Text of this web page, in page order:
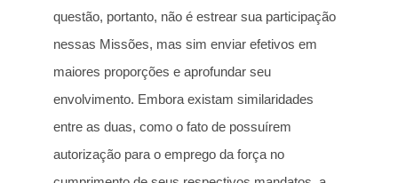
questão, portanto, não é estrear sua participação
nessas Missões, mas sim enviar efetivos em
maiores proporções e aprofundar seu
envolvimento. Embora existam similaridades
entre as duas, como o fato de possuírem
autorização para o emprego da força no